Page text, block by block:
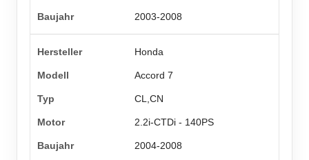
2003-2008
Honda
Accord 7
CL,CN
2.2i-CTDi - 140PS
2004-2008